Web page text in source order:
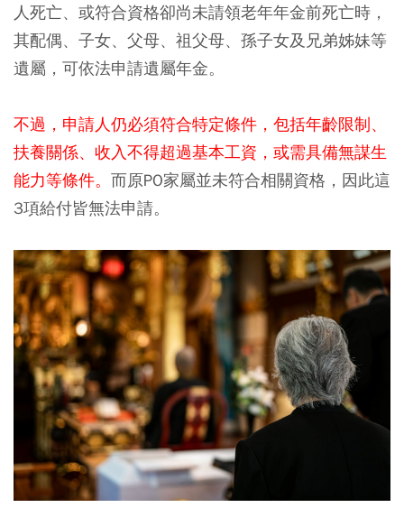
人死亡、或符合資格卻尚未請領老年年金前死亡時，
其配偶、子女、父母、祖父母、孫子女及兄弟姊妹等
遺屬，可依法申請遺屬年金。
不過，申請人仍必須符合特定條件，包括年齡限制、
扶養關係、收入不得超過基本工資，或需具備無謀生
能力等條件。 而原PO家屬並未符合相關資格，因此這
3項給付皆無法申請。